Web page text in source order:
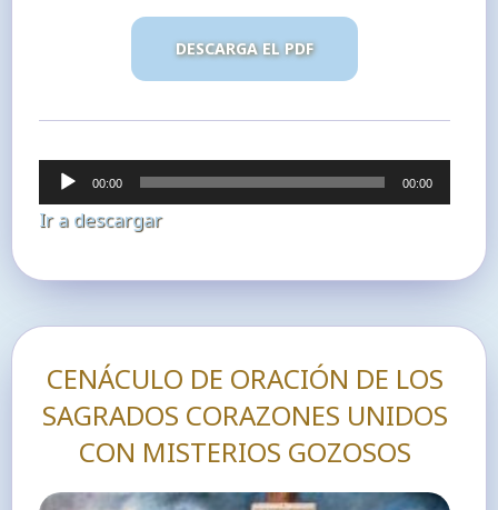
DESCARGA EL PDF
Reproductor
de
audio
00:00 00:00
Ir a descargar
CENÁCULO DE ORACIÓN DE LOS
SAGRADOS CORAZONES UNIDOS
CON MISTERIOS GOZOSOS